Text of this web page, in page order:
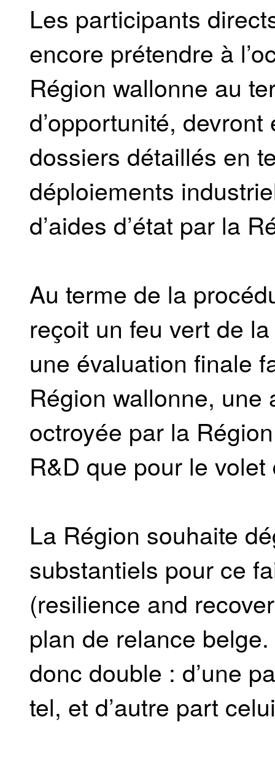
Les participants
encore prétendre à
Région wallonne au
d’opportunité,
dossiers détaillés en
déploiements
d’aides d’état par la
Au terme de la
reçoit un feu vert de
une évaluation finale
Région wallonne,
octroyée par la
R&D que pour le
La Région souhaite
substantiels pour ce
(resilience and
plan de relance
donc double : d’une
tel, et d’autre part